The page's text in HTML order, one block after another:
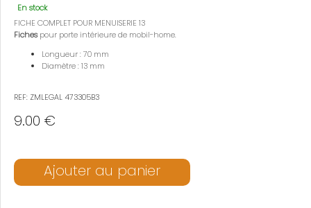
En stock
FICHE COMPLET POUR MENUISERIE 13
Fiches pour porte intérieure de mobil-home.
Longueur : 70 mm
Diamètre : 13 mm
REF: ZMLEGAL 473305B3
9.00 €
Ajouter au panier